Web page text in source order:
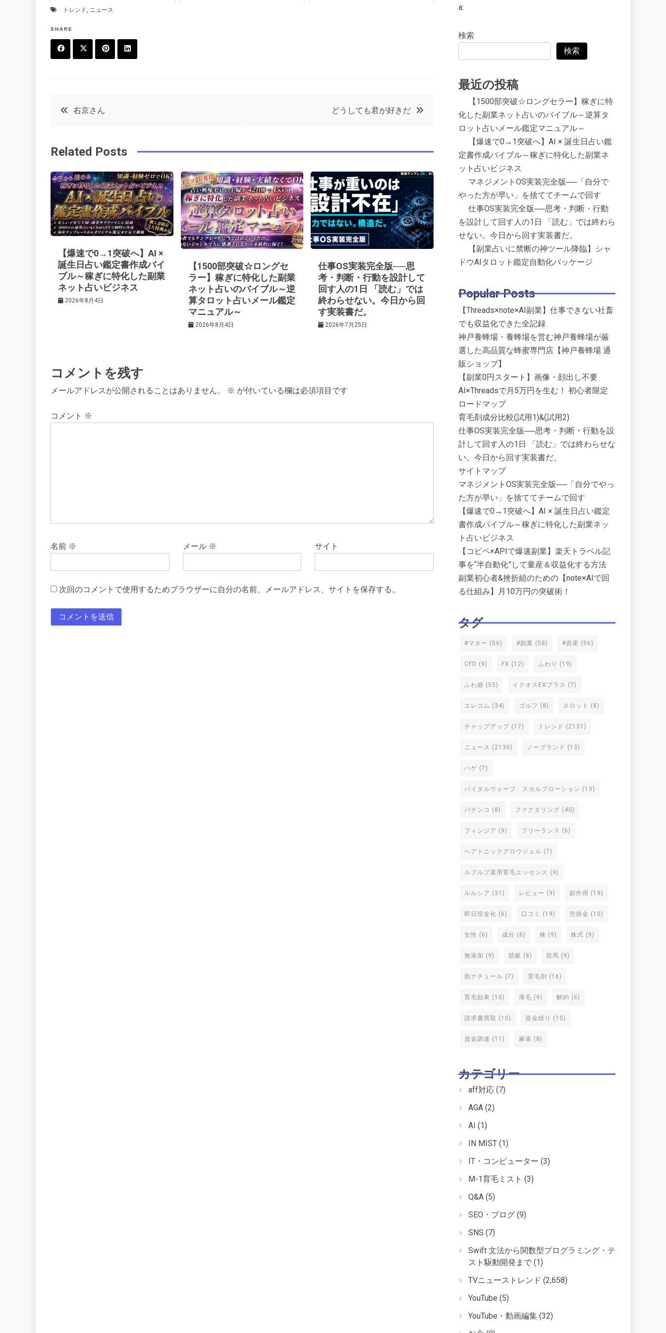
トレンド, ニュース
SHARE
o
k
t
r
e
e
t
in
投
ナ
ビ
ゲ
ー
シ
ョ
右京さん どうしても君が好きだ
Related Posts
【爆速で0→1突破へ】AI ×
誕生日占い鑑定書作成バイ
ブル～稼ぎに特化した副業
ネット占いビジネス
2026年8月4日
【1500部突破☆ロングセ
ラー】稼ぎに特化した副業
ネット占いのバイブル～逆
算タロット占いメール鑑定
マニュアル～
2026年8月4日
仕事OS実装完全版──思
考・判断・行動を設計して
回す人の1日 「読む」では
終わらせない。今日から回
す実装書だ。
2026年7月25日
コメントを残す
メールアドレスが公開されることはありません。 ※ が付いている欄は必須項目です
コメント ※
名前 ※ メール ※ サイト
次回のコメントで使用するためブラウザーに自分の名前、メールアドレス、サイトを保存する。
a:
検索
検索
最近の投稿
【1500部突破☆ロングセラー】稼ぎに特
化した副業ネット占いのバイブル～逆算タ
ロット占いメール鑑定マニュアル～
【爆速で0→1突破へ】AI × 誕生日占い鑑
定書作成バイブル～稼ぎに特化した副業ネ
ット占いビジネス
マネジメントOS実装完全版──「自分で
やった方が早い」を捨ててチームで回す
仕事OS実装完全版──思考・判断・行動
を設計して回す人の1日 「読む」では終わら
せない。今日から回す実装書だ。
【副業占いに禁断の神ツール降臨】シャ
ドウAIタロット鑑定自動化パッケージ
Popular Posts
【Threads×note×AI副業】仕事できない社畜
でも収益化できた全記録
神戸養蜂場・養蜂場を営む神戸養蜂場が厳
選した高品質な蜂蜜専門店【神戸養蜂場 通
販ショップ】
【副業0円スタート】画像・顔出し不要
AI×Threadsで月5万円を生む！ 初心者限定
ロードマップ
育毛剤成分比較(試用1)&(試用2)
仕事OS実装完全版──思考・判断・行動を設
計して回す人の1日 「読む」では終わらせな
い。今日から回す実装書だ。
サイトマップ
マネジメントOS実装完全版──「自分でやっ
た方が早い」を捨ててチームで回す
【爆速で0→1突破へ】AI × 誕生日占い鑑定
書作成バイブル～稼ぎに特化した副業ネッ
ト占いビジネス
【コピペ×APIで爆速副業】楽天トラベル記
事を“半自動化”して量産＆収益化する方法
副業初心者&挫折組のための【note×AIで回
る仕組み】月10万円の突破術！
タグ
#マネー (56) #副業 (58) #資産 (56)
CFD (9) FX (12) ふわり (19)
ふわ姫 (55) イクオスEXプラス (7)
エレコム (34) ゴルフ (8) スロット (8)
チャップアップ (17) トレンド (2131)
ニュース (2130) ノーブランド (13)
ハゲ (7)
バイタルウェーブ スカルプローション (13)
パチンコ (8) ファクタリング (40)
フィンジア (9) フリーランス (6)
ヘアトニックグロウジェル (7)
ルプルプ薬用育毛エッセンス (9)
ルルシア (31) レビュー (9) 副作用 (19)
即日現金化 (6) 口コミ (19) 売掛金 (10)
女性 (6) 成分 (6) 株 (9) 株式 (9)
無添加 (9) 競艇 (8) 競馬 (9)
肌ナチュール (7) 育毛剤 (16)
育毛効果 (10) 薄毛 (9) 解約 (6)
請求書買取 (10) 資金繰り (10)
資金調達 (11) 麻雀 (8)
カテゴリー
aff対応 (7)
AGA (2)
AI (1)
IN MIST (1)
IT・コンピューター (3)
M-1育毛ミスト (3)
Q&A (5)
SEO・ブログ (9)
SNS (7)
Swift 文法から関数型プログラミング・テ
スト駆動開発まで (1)
TVニューストレンド (2,658)
YouTube (5)
YouTube・動画編集 (32)